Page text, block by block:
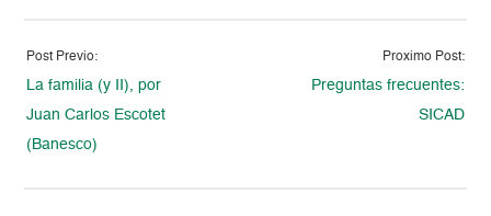
Post Previo:
La familia (y II), por
Juan Carlos Escotet
(Banesco)
Proximo Post:
Preguntas frecuentes:
SICAD